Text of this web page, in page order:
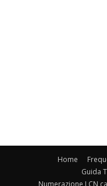
Home
Guida
Numerazione LCN